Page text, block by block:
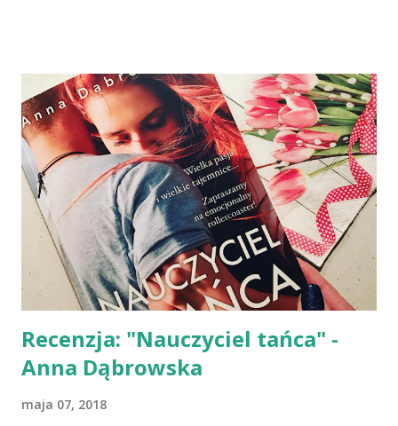
zniknięcia Agaty. Pytanie, co stanowi większy koszmar –
dochodzenie do prawdy, czy też ona sama?! „Koszmary
zasną ostatnie” to finałowa część serii kryminalnej,
porywającej niczym bystry nurt górskiego potoku od
pierwszej do ostatniej strony i to nie tylko dzięki wartkiej
akcji, ale przede wszystkim dzięki uwikłaniu głównej
postaci w walkę z samym sobą. To swoiste studium
człowieka przegranego, wręcz brzydzącego się sobą,
wyżywającego się na swoich współpracownikach, który
utracił ...
Recenzja: "Nauczyciel tańca" -
Anna Dąbrowska
maja 07, 2018